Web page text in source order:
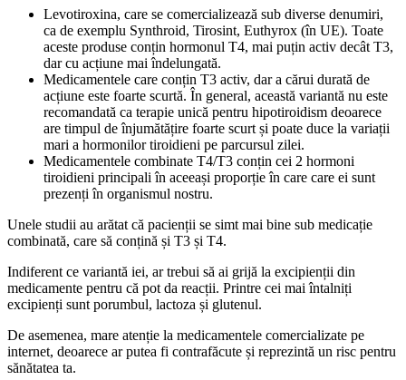
Levotiroxina, care se comercializează sub diverse denumiri,
ca de exemplu Synthroid, Tirosint, Euthyrox (în UE). Toate
aceste produse conțin hormonul T4, mai puțin activ decât T3,
dar cu acțiune mai îndelungată.
Medicamentele care conțin T3 activ, dar a cărui durată de
acțiune este foarte scurtă. În general, această variantă nu este
recomandată ca terapie unică pentru hipotiroidism deoarece
are timpul de înjumătățire foarte scurt și poate duce la variații
mari a hormonilor tiroidieni pe parcursul zilei.
Medicamentele combinate T4/T3 conțin cei 2 hormoni
tiroidieni principali în aceeași proporție în care care ei sunt
prezenți în organismul nostru.
Unele studii au arătat că pacienții se simt mai bine sub medicație
combinată, care să conțină și T3 și T4.
Indiferent ce variantă iei, ar trebui să ai grijă la excipienții din
medicamente pentru că pot da reacții. Printre cei mai întalniți
excipienți sunt porumbul, lactoza și glutenul.
De asemenea, mare atenție la medicamentele comercializate pe
internet, deoarece ar putea fi contrafăcute și reprezintă un risc pentru
sănătatea ta.